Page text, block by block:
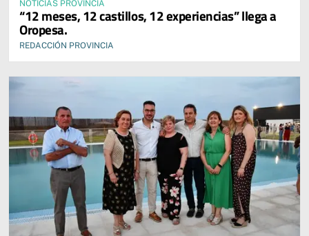
NOTICIAS PROVINCIA
“12 meses, 12 castillos, 12 experiencias” llega a
Oropesa.
REDACCIÓN PROVINCIA